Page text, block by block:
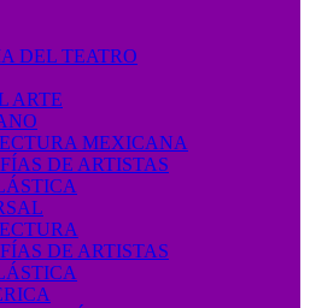
DEL TEATRO
ARTE
MEXICANA
DE ARTISTAS
DE ARTISTAS